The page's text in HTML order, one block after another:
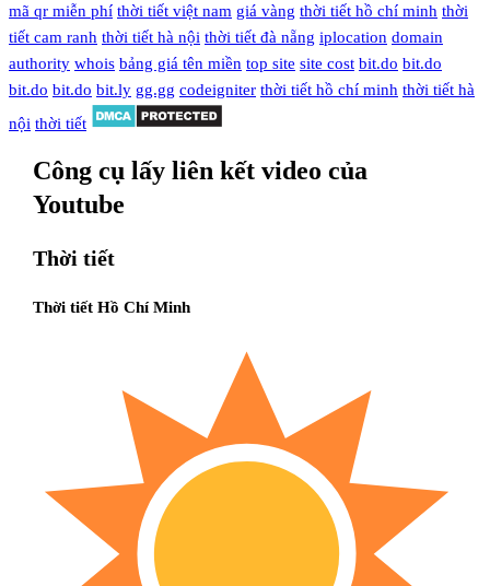
mã qr miễn phí thời tiết việt nam giá vàng thời tiết hồ chí minh thời
tiết cam ranh thời tiết hà nội thời tiết đà nẵng iplocation domain
authority whois bảng giá tên miền top site site cost bit.do bit.do
bit.do bit.do bit.ly gg.gg codeigniter thời tiết hồ chí minh thời tiết hà
nội thời tiết
Công cụ lấy liên kết video của
Youtube
Thời tiết
Thời tiết Hồ Chí Minh